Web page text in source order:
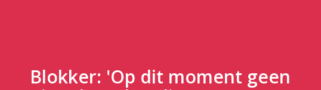
Blokker: 'Op dit moment geen